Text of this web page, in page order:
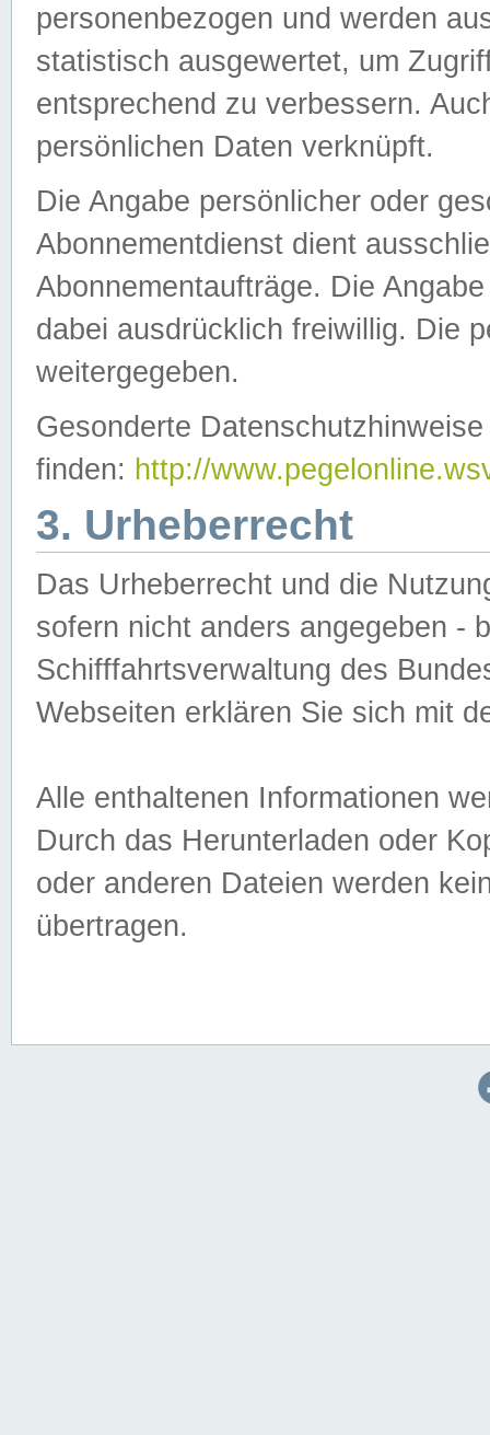
personenbezogen und werden
statistisch ausgewertet, um
entsprechend zu verbessern.
persönlichen Daten verknüpft.
Die Angabe persönlicher oder
Abonnementdienst dient
Abonnementaufträge. Die
dabei ausdrücklich freiwillig. Die
weitergegeben.
Gesonderte
finden: http://
3. Urheberrecht
Das Urheberrecht und die
sofern nicht anders angegeben -
Schifffahrtsverwaltung des
Webseiten erklären Sie sich mit
Alle enthaltenen Informationen
Durch das Herunterladen oder
oder anderen Dateien werden
übertragen.